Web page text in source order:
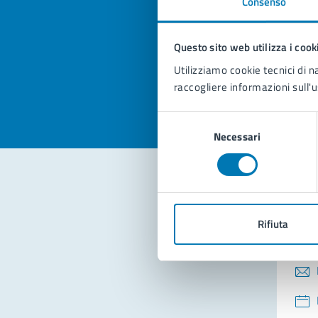
Questo sito web utilizza i
Utilizziamo cookie tecnici di
raccogliere informazioni
consenso
Necessari
Rifiuta